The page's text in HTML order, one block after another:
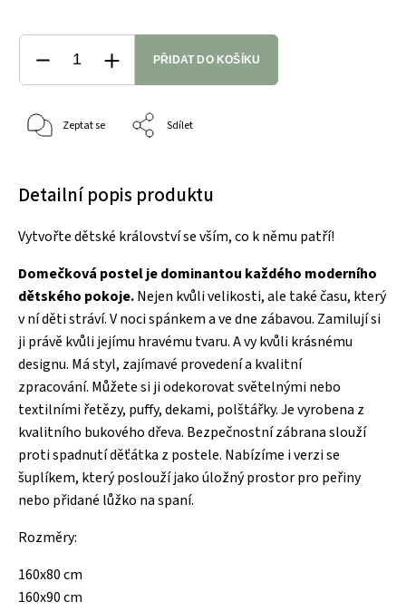
PŘIDAT DO KOŠÍKU
Zeptat se Sdílet
Detailní popis produktu
Vytvořte dětské království se vším, co k němu patří!
Domečková postel je dominantou každého moderního
dětského pokoje.Nejen kvůli velikosti, ale také času, který
v ní děti stráví. V noci spánkem a ve dne zábavou. Zamilují si
ji právě kvůli jejímu hravému tvaru. A vy kvůli krásnému
designu. Má styl, zajímavé provedení a kvalitní
zpracování. Můžete si ji odekorovat světelnými nebo
textilními řetězy, puffy, dekami, polštářky. Je vyrobena z
kvalitního bukového dřeva. Bezpečnostní zábrana slouží
proti spadnutí děťátka z postele. Nabízíme i verzi se
šuplíkem, který poslouží jako úložný prostor pro peřiny
nebo přidané lůžko na spaní.
Rozměry:
160x80 cm
160x90 cm